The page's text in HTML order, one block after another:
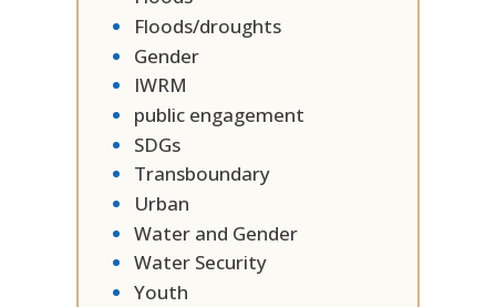
Floods/droughts
Gender
IWRM
public engagement
SDGs
Transboundary
Urban
Water and Gender
Water Security
Youth